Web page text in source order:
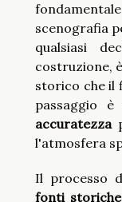
scenografia
qualsiasi
costruzione, è
storico che il
passaggio
accuratezza
l'atmosfera
Il processo
fonti